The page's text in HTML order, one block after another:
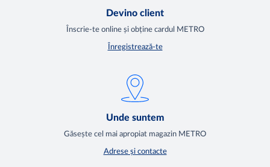
Devino client
Înscrie-te online și obține cardul METRO
Înregistrează-te
Unde suntem
Găsește cel mai apropiat magazin METRO
Adrese și contacte